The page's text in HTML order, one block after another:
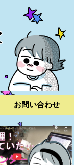
お問い合わせ